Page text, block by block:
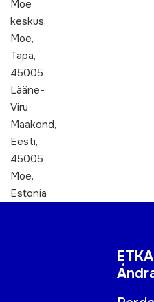
Moe
keskus,
Moe,
Tapa,
45005
Lääne-
Viru
Maakond,
Eesti,
45005
Moe,
Estonia
ETKA